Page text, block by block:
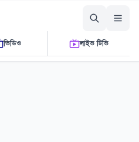
PROTTASHA
ভিডিও লাইভ টিভি